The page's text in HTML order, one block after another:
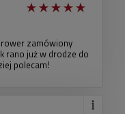
rower zamówiony
rano już w drodze do
polecam!